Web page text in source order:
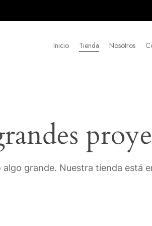
Inicio Tienda Nosotros
algo grande. Nuestra tienda está